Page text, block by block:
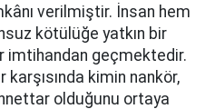
verilmiştir. İnsan hem
kötülüğe yatkın bir
imtihandan geçmektedir.
kimin nankör,
olduğunu ortaya